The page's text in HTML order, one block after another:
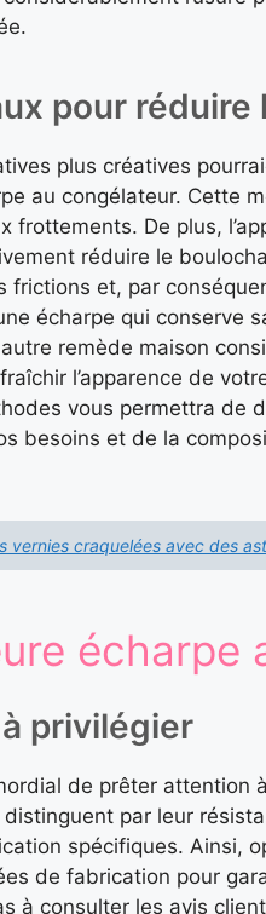
pour réduire
plus créatives
au congélateur. Cette
frottements. De plus,
réduire le
et, par
écharpe qui conserve
remède maison
l’apparence de
vous permettra de
besoins et de la
vernies craquelées avec des
écharpe
privilégier
de prêter attention
par leur
spécifiques. Ainsi,
de fabrication pour
à consulter les avis